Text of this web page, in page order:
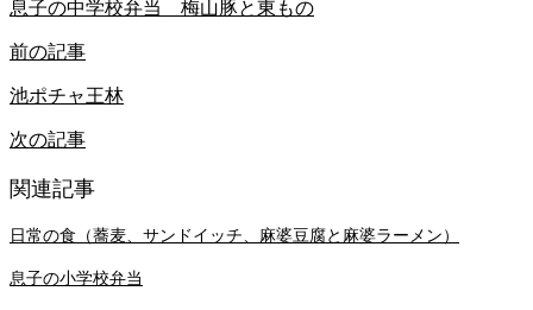
息子の中学校弁当 梅山豚と東もの
前の記事
池ポチャ王林
次の記事
関連記事
日常の食（蕎麦、サンドイッチ、麻婆豆腐と麻婆ラーメン）
息子の小学校弁当